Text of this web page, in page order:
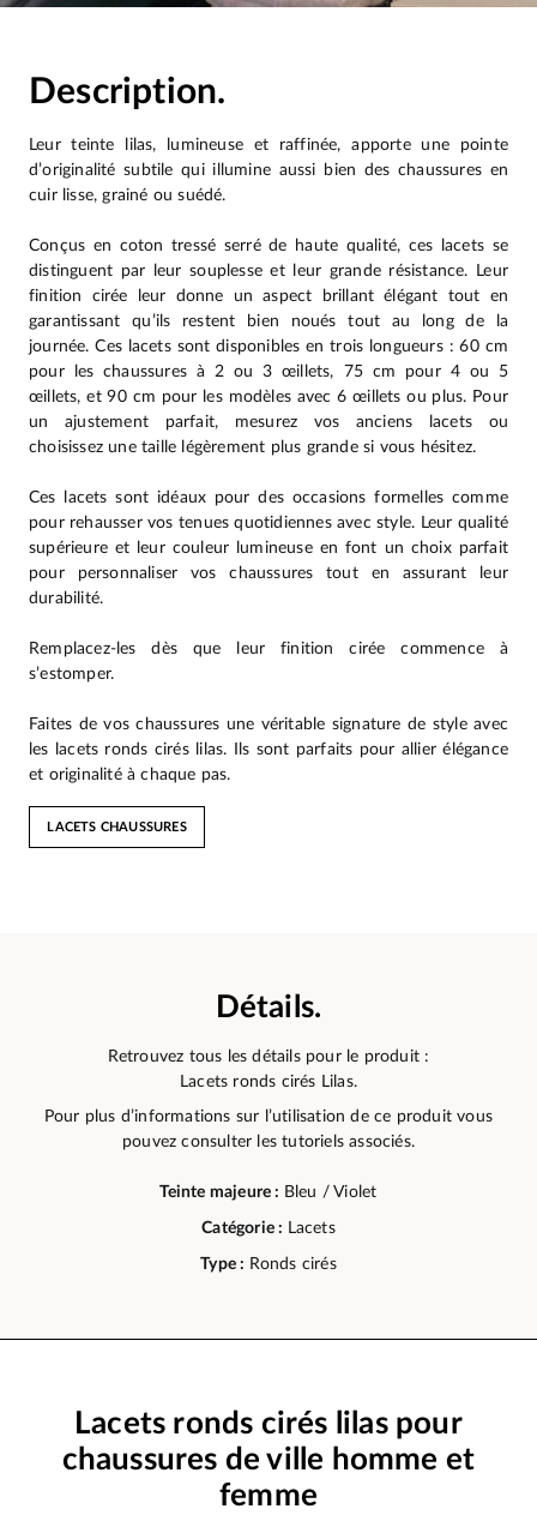
Description.
Leur teinte lilas, lumineuse et raffinée, apporte une pointe
d’originalité subtile qui illumine aussi bien des chaussures en
cuir lisse, grainé ou suédé.
Conçus en coton tressé serré de haute qualité, ces lacets se
distinguent par leur souplesse et leur grande résistance. Leur
finition cirée leur donne un aspect brillant élégant tout en
garantissant qu’ils restent bien noués tout au long de la
journée. Ces lacets sont disponibles en trois longueurs : 60 cm
pour les chaussures à 2 ou 3 œillets, 75 cm pour 4 ou 5
œillets, et 90 cm pour les modèles avec 6 œillets ou plus. Pour
un ajustement parfait, mesurez vos anciens lacets ou
choisissez une taille légèrement plus grande si vous hésitez.
Ces lacets sont idéaux pour des occasions formelles comme
pour rehausser vos tenues quotidiennes avec style. Leur qualité
supérieure et leur couleur lumineuse en font un choix parfait
pour personnaliser vos chaussures tout en assurant leur
durabilité.
Remplacez-les dès que leur finition cirée commence à
s’estomper.
Faites de vos chaussures une véritable signature de style avec
les lacets ronds cirés lilas. Ils sont parfaits pour allier élégance
et originalité à chaque pas.
LACETS CHAUSSURES
Détails.
Retrouvez tous les détails pour le produit :
Lacets ronds cirés Lilas.
Pour plus d’informations sur l’utilisation de ce produit vous
pouvez consulter les tutoriels associés.
Teinte majeure : Bleu / Violet
Catégorie : Lacets
Type : Ronds cirés
Lacets ronds cirés lilas pour
chaussures de ville homme et
femme